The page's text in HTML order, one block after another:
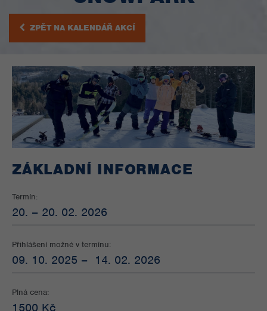
ZPĚT NA KALENDÁŘ AKCÍ
ZÁKLADNÍ INFORMACE
Termín:
20. – 20. 02. 2026
Přihlášení možné v termínu:
09. 10. 2025 – 14. 02. 2026
Plná cena:
1500 Kč